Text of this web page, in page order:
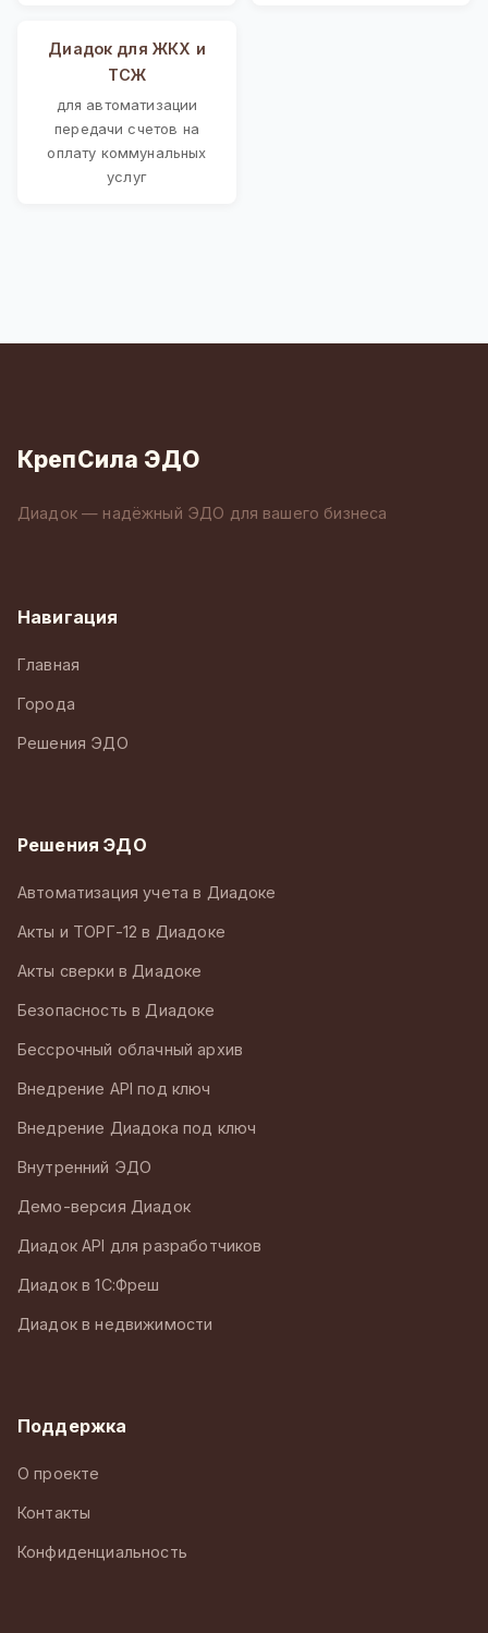
Диадок для ЖКХ и
ТСЖ
для автоматизации
передачи счетов на
оплату коммунальных
услуг
КрепСила ЭДО
Диадок — надёжный ЭДО для вашего бизнеса
Навигация
Главная
Города
Решения ЭДО
Решения ЭДО
Автоматизация учета в Диадоке
Акты и ТОРГ-12 в Диадоке
Акты сверки в Диадоке
Безопасность в Диадоке
Бессрочный облачный архив
Внедрение API под ключ
Внедрение Диадока под ключ
Внутренний ЭДО
Демо-версия Диадок
Диадок API для разработчиков
Диадок в 1С:Фреш
Диадок в недвижимости
Поддержка
О проекте
Контакты
Конфиденциальность